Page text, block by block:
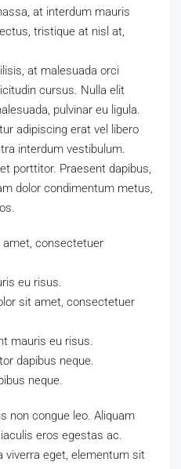
at interdum mauris
tristique at nisl at,
at malesuada orci
cursus. Nulla elit
pulvinar eu ligula.
adipiscing erat vel libero
interdum vestibulum.
porttitor. Praesent dapibus,
dolor condimentum metus,
consectetuer
eu risus.
sit amet, consectetuer
mauris eu risus.
dapibus neque.
neque.
non congue leo. Aliquam
eros egestas ac.
viverra eget, elementum sit